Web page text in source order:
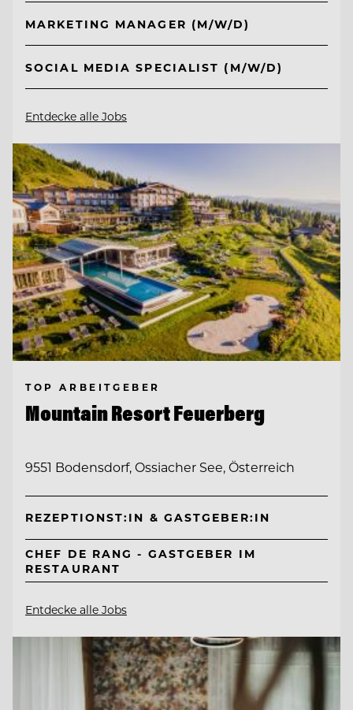
MARKETING MANAGER (M/W/D)
SOCIAL MEDIA SPECIALIST (M/W/D)
Entdecke alle Jobs
TOP ARBEITGEBER
Mountain Resort Feuerberg
9551 Bodensdorf, Ossiacher See, Österreich
REZEPTIONST:IN & GASTGEBER:IN
CHEF DE RANG - GASTGEBER IM
RESTAURANT
Entdecke alle Jobs